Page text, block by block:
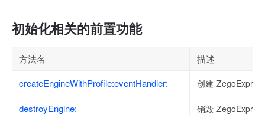
初始化相关的前置功能
方法名
描述
createEngineWithProfile:eventHandler:
创建
destroyEngine: 销毁